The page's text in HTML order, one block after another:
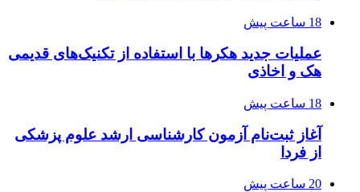
18 ساعت پیش
عملیات جدید هکرها با استفاده از تکنیک‌های قدیمی
هک و اخاذی
18 ساعت پیش
آغاز ثبت‌نام‌ آزمون کارشناسی ارشد علوم پزشکی
از فردا
20 ساعت پیش